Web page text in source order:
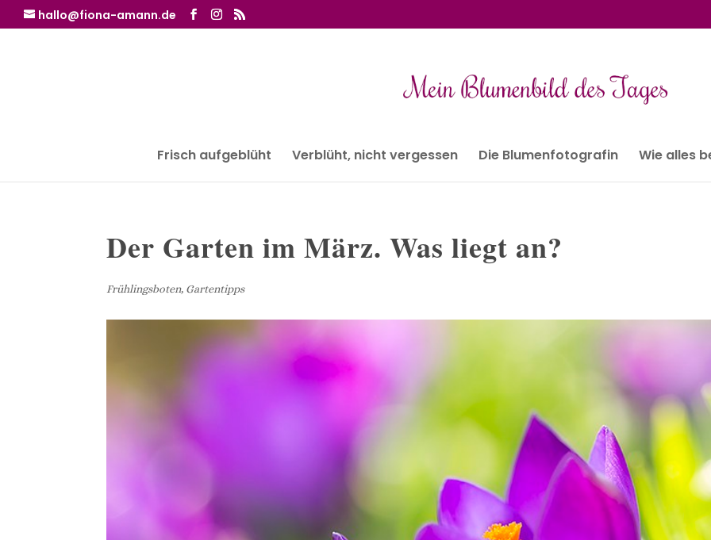
hallo@fiona-amann.de
Frisch aufgeblüht Verblüht, nicht vergessen Die Blumenfotografin Wie alles
Der Garten im März. Was liegt an?
Frühlingsboten, Gartentipps